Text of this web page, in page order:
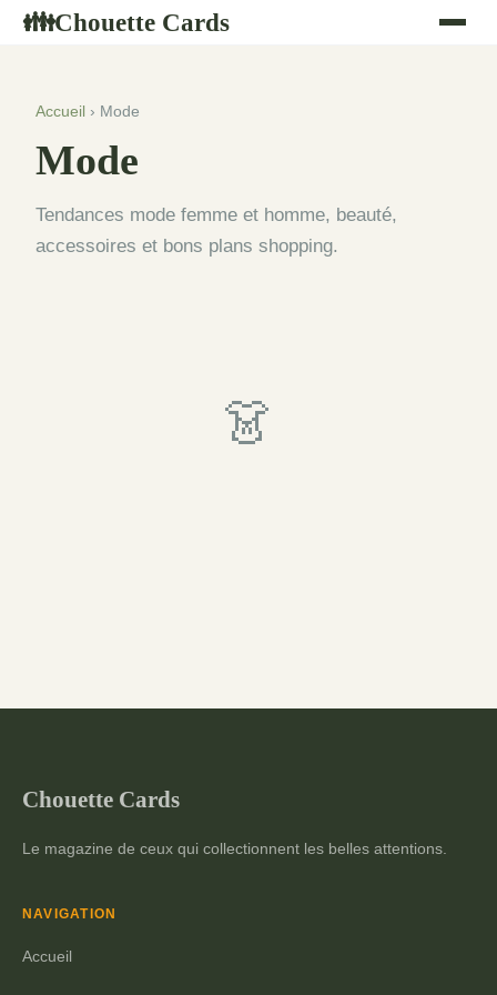
👪Chouette Cards
Accueil › Mode
Mode
Tendances mode femme et homme, beauté,
accessoires et bons plans shopping.
👗
Chouette Cards
Le magazine de ceux qui collectionnent les belles attentions.
NAVIGATION
Accueil